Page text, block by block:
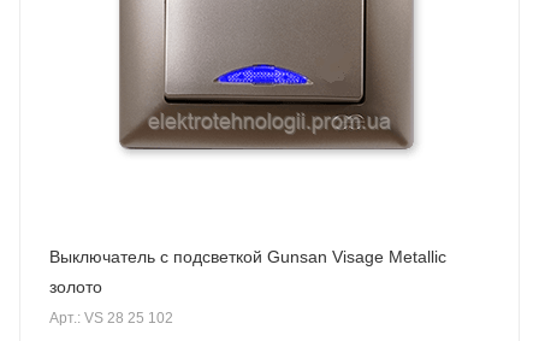
Выключатель с подсветкой Gunsan Visage Metallic
золото
Арт.: VS 28 25 102